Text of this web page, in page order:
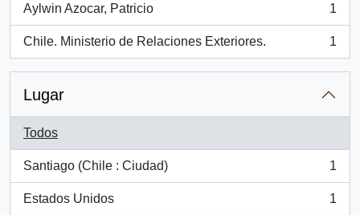
Aylwin Azocar, Patricio
, 1 resultados
1
Chile. Ministerio de Relaciones Exteriores.
, 1 resultados
1
Lugar
Todos
Santiago (Chile : Ciudad)
, 1 resultados
1
Estados Unidos
, 1 resultados
1